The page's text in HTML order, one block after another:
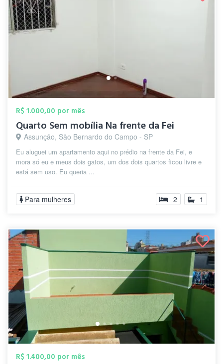
R$ 1.000,00 por mês
Quarto Sem mobília Na frente da Fei
Assunção, São Bernardo do Campo - SP
Eu aluguei um apartamento aqui no prédio na frente da Fei, e
mora só eu e meus dois gatos, um dos dois quartos ficou livre e
está sem uso. Eu queria ...
Para mulheres 2 1
R$ 1.400,00 por mês